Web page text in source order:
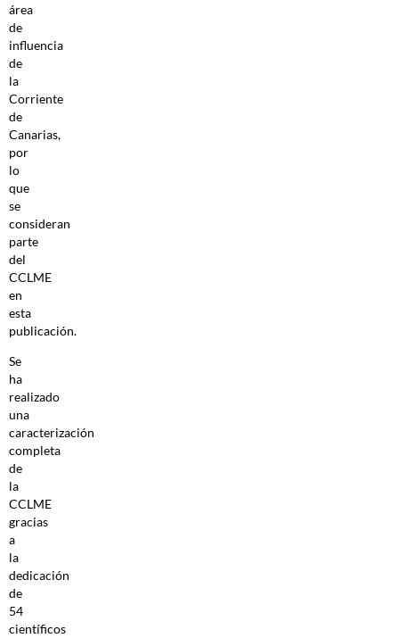
área
de
influencia
de
la
Corriente
de
Canarias,
por
lo
que
se
consideran
parte
del
CCLME
en
esta
publicación.
Se
ha
realizado
una
caracterización
completa
de
la
CCLME
gracias
a
la
dedicación
de
54
científicos